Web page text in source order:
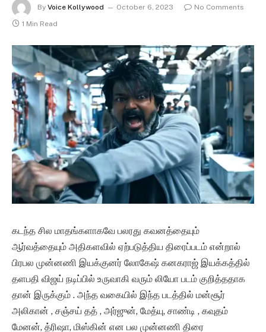
By Voice Kollywood October 6, 2023
No Comments
1 Min Read
கடந்த சில மாதங்களாகவே பலரது கவனத்தையும்
ஆர்வத்தையும் அதிகளவில் ஏற்படுத்திய திரைப்படம் என்றால்
பிரபல முன்னணி இயக்குனர் லோகேஷ் கனகராஜ் இயக்கத்தில்
தளபதி விஜய் நடிப்பில் உருவாகி வரும் லியோ படம் குறித்ததாக
தான் இருக்கும் . அந்த வகையில் இந்த படத்தில் மன்சூர்
அலிகான் , சஞ்சய் தத் , அர்ஜுன், மேத்யு, சாண்டி , கவுதம்
மேனன், த்ரிஷா, மிஸ்கின் என பல முன்னணி திரை